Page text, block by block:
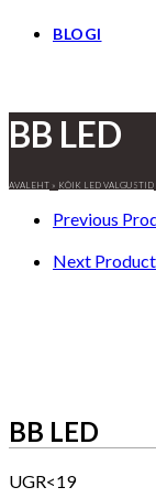
BLOGI
BB LED
AVALEHT » KÕIK LED VALGUSTID
Previous
Next Product
BB LED
UGR<19